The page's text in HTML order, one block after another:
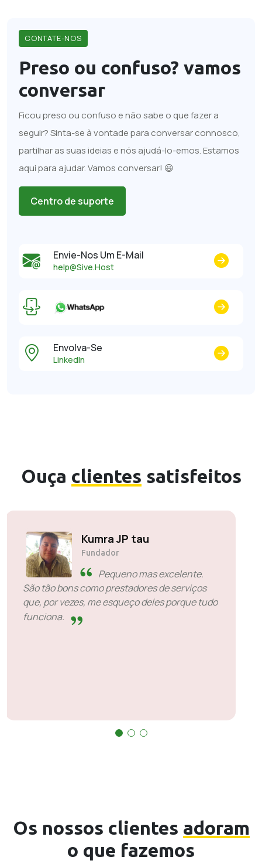
CONTATE-NOS
Preso ou confuso? vamos
conversar
Ficou preso ou confuso e não sabe o que fazer a
seguir? Sinta-se à vontade para conversar connosco,
partilhar as suas ideias e nós ajudá-lo-emos. Estamos
aqui para ajudar. Vamos conversar! 😃
Centro de suporte
Envie-Nos Um E-Mail
help@Sive.Host
Envolva-Se
LinkedIn
Ouça clientes satisfeitos
Solly Motsoane
Fundador e CEO da Mogen Pty Ltd
SiveHost antecipadamente
- SiveHost está geralmente um
passo à frente e está ciente dos
problemas com antecedência. Houve alguns
casos em que tive de esperar pela resposta,
Os nossos clientes adoram
o que fazemos